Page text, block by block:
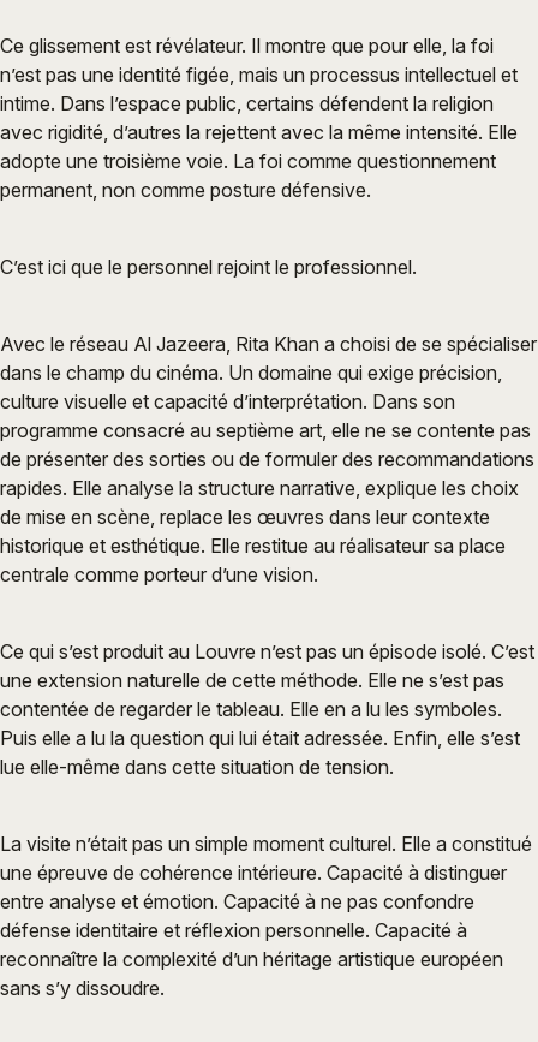
Ce glissement est révélateur. Il montre que pour elle, la foi
n’est pas une identité figée, mais un processus intellectuel et
intime. Dans l’espace public, certains défendent la religion
avec rigidité, d’autres la rejettent avec la même intensité. Elle
adopte une troisième voie. La foi comme questionnement
permanent, non comme posture défensive.
C’est ici que le personnel rejoint le professionnel.
Avec le réseau Al Jazeera, Rita Khan a choisi de se spécialiser
dans le champ du cinéma. Un domaine qui exige précision,
culture visuelle et capacité d’interprétation. Dans son
programme consacré au septième art, elle ne se contente pas
de présenter des sorties ou de formuler des recommandations
rapides. Elle analyse la structure narrative, explique les choix
de mise en scène, replace les œuvres dans leur contexte
historique et esthétique. Elle restitue au réalisateur sa place
centrale comme porteur d’une vision.
Ce qui s’est produit au Louvre n’est pas un épisode isolé. C’est
une extension naturelle de cette méthode. Elle ne s’est pas
contentée de regarder le tableau. Elle en a lu les symboles.
Puis elle a lu la question qui lui était adressée. Enfin, elle s’est
lue elle-même dans cette situation de tension.
La visite n’était pas un simple moment culturel. Elle a constitué
une épreuve de cohérence intérieure. Capacité à distinguer
entre analyse et émotion. Capacité à ne pas confondre
défense identitaire et réflexion personnelle. Capacité à
reconnaître la complexité d’un héritage artistique européen
sans s’y dissoudre.